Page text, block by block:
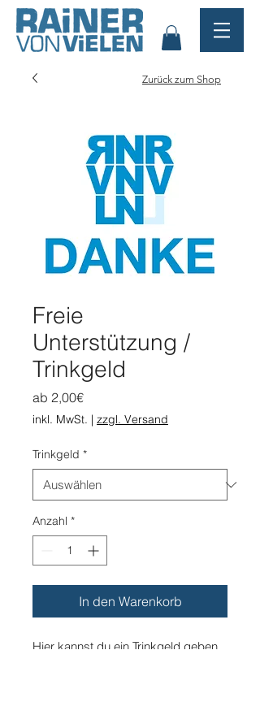
Freie
Unterstützung /
Trinkgeld
ab 2,00€Sale-
Preis
inkl. MwSt. | zzgl. Versand
Trinkgeld *
Anzahl *
In den Warenkorb
Hier kannst du ein Trinkgeld geben
Zurück zum Shop